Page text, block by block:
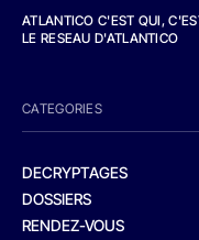
ATLANTICO C'EST QUI,
LE RESEAU D'ATLANTICO
CATEGORIES
DECRYPTAGES
DOSSIERS
RENDEZ-VOUS